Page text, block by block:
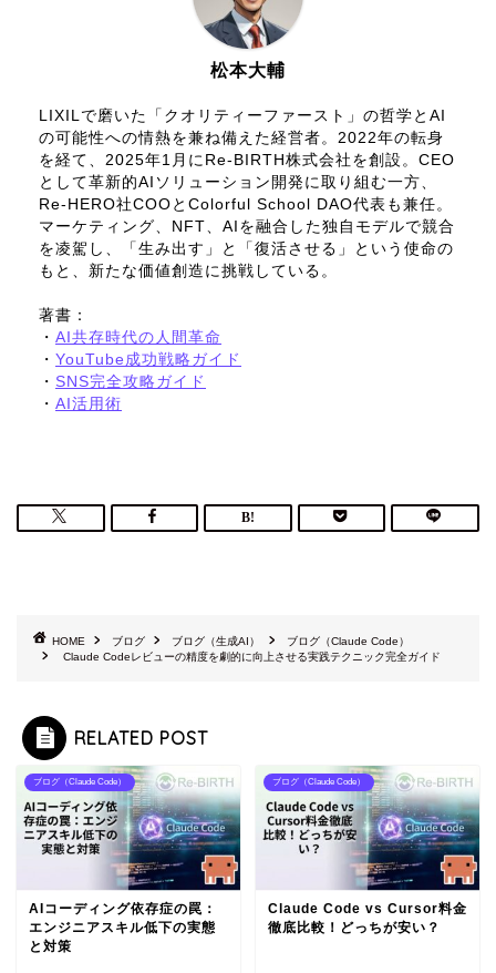
松本大輔
LIXILで磨いた「クオリティーファースト」の哲学とAI
の可能性への情熱を兼ね備えた経営者。2022年の転身
を経て、2025年1月にRe-BIRTH株式会社を創設。CEO
として革新的AIソリューション開発に取り組む一方、
Re-HERO社COOとColorful School DAO代表も兼任。
マーケティング、NFT、AIを融合した独自モデルで競合
を凌駕し、「生み出す」と「復活させる」という使命の
もと、新たな価値創造に挑戦している。
著書：
・ AI共存時代の人間革命
・ YouTube成功戦略ガイド
・ SNS完全攻略ガイド
・ AI活用術
HOME ブログ ブログ（生成AI）
ブログ（Claude Code）
Claude Codeレビューの精度を劇的に向上させる実践テクニック完全ガイド
RELATED POST
ブログ（Claude Code）
AIコーディング依存症の罠：
エンジニアスキル低下の実態
と対策
ブログ（Claude Code）
Claude Code vs Cursor料金
徹底比較！どっちが安い？